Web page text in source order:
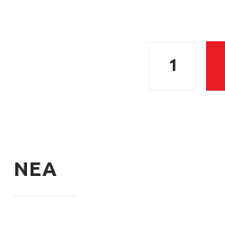
1
ΝΕΑ